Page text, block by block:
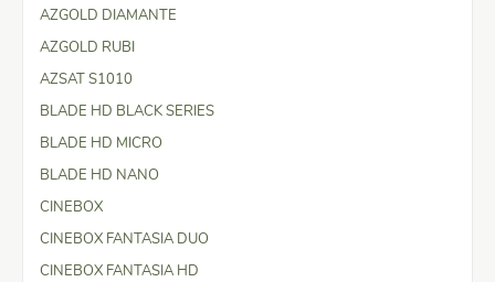
AZGOLD DIAMANTE
AZGOLD RUBI
AZSAT S1010
BLADE HD BLACK SERIES
BLADE HD MICRO
BLADE HD NANO
CINEBOX
CINEBOX FANTASIA DUO
CINEBOX FANTASIA HD